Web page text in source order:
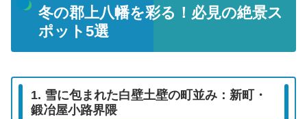
冬の郡上八幡を彩る！必見の絶景ス
ポット5選
1. 雪に包まれた白壁土壁の町並み：新町・
鍛冶屋小路界隈